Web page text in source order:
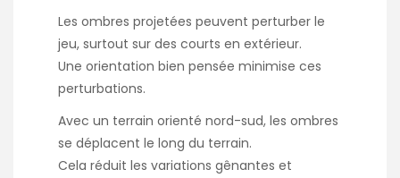
Les ombres projetées peuvent perturber le
jeu, surtout sur des courts en extérieur.
Une orientation bien pensée minimise ces
perturbations.
Avec un terrain orienté nord-sud, les ombres
se déplacent le long du terrain.
Cela réduit les variations gênantes et